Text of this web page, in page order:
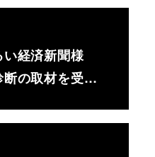
い経済新聞様
断の取材を受…